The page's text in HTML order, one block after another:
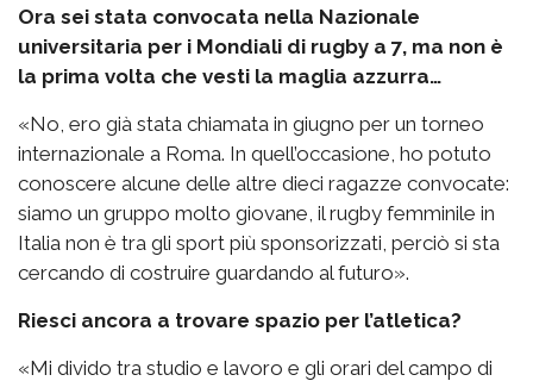
Ora sei stata convocata nella Nazionale
universitaria per i Mondiali di rugby a 7, ma non è
la prima volta che vesti la maglia azzurra…
«No, ero già stata chiamata in giugno per un torneo
internazionale a Roma. In quell’occasione, ho potuto
conoscere alcune delle altre dieci ragazze convocate:
siamo un gruppo molto giovane, il rugby femminile in
Italia non è tra gli sport più sponsorizzati, perciò si sta
cercando di costruire guardando al futuro».
Riesci ancora a trovare spazio per l’atletica?
«Mi divido tra studio e lavoro e gli orari del campo di